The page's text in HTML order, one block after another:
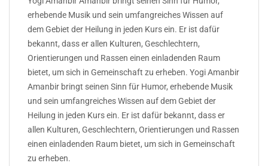
erhebende Musik und sein umfangreiches Wissen auf
dem Gebiet der Heilung in jeden Kurs ein. Er ist dafür
bekannt, dass er allen Kulturen, Geschlechtern,
Orientierungen und Rassen einen einladenden Raum
bietet, um sich in Gemeinschaft zu erheben. Yogi Amanbir
Amanbir bringt seinen Sinn für Humor, erhebende Musik
und sein umfangreiches Wissen auf dem Gebiet der
Heilung in jeden Kurs ein. Er ist dafür bekannt, dass er
allen Kulturen, Geschlechtern, Orientierungen und Rassen
einen einladenden Raum bietet, um sich in Gemeinschaft
zu erheben.